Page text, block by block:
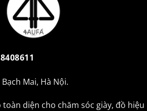
Mai, Hà Nội.
toàn diện cho chăm sóc giày, đồ hiệu